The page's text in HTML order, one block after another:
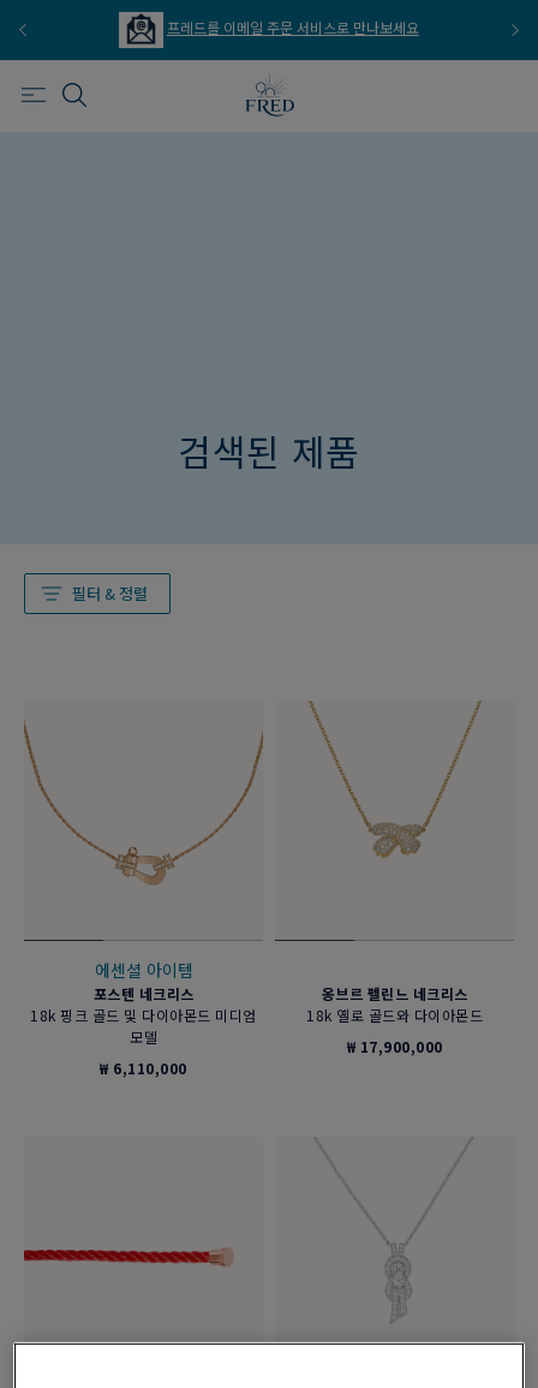
프레드를 이메일 주문 서비스로 만나보세요
검색된 제품
필터 & 정렬
에센셜 아이템
포스텐 네크리스
18k 핑크 골드 및 다이아몬드 미디엄
모델
₩ 6,110,000
옹브르 펠린느 네크리스
18k 옐로 골드와 다이아몬드
₩ 17,900,000